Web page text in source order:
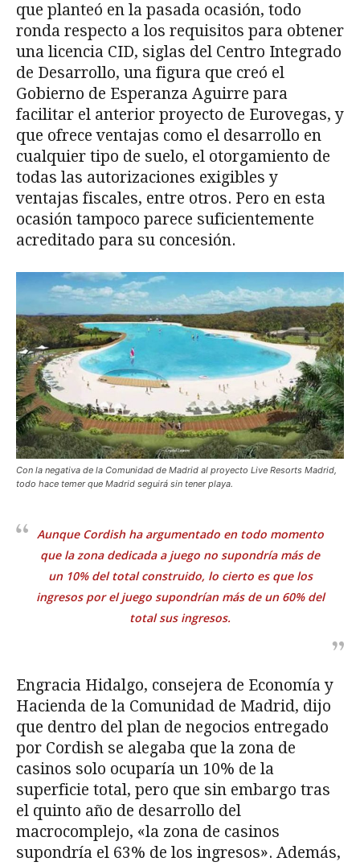
que planteó en la pasada ocasión, todo
ronda respecto a los requisitos para obtener
una licencia CID, siglas del Centro Integrado
de Desarrollo, una figura que creó el
Gobierno de Esperanza Aguirre para
facilitar el anterior proyecto de Eurovegas, y
que ofrece ventajas como el desarrollo en
cualquier tipo de suelo, el otorgamiento de
todas las autorizaciones exigibles y
ventajas fiscales, entre otros. Pero en esta
ocasión tampoco parece suficientemente
acreditado para su concesión.
Con la negativa de la Comunidad de Madrid al proyecto Live Resorts Madrid,
todo hace temer que Madrid seguirá sin tener playa.
Aunque Cordish ha argumentado en todo momento
que la zona dedicada a juego no supondría más de
un 10% del total construido, lo cierto es que los
ingresos por el juego supondrían más de un 60% del
total sus ingresos.
Engracia Hidalgo, consejera de Economía y
Hacienda de la Comunidad de Madrid, dijo
que dentro del plan de negocios entregado
por Cordish se alegaba que la zona de
casinos solo ocuparía un 10% de la
superficie total, pero que sin embargo tras
el quinto año de desarrollo del
macrocomplejo, «la zona de casinos
supondría el 63% de los ingresos». Además,